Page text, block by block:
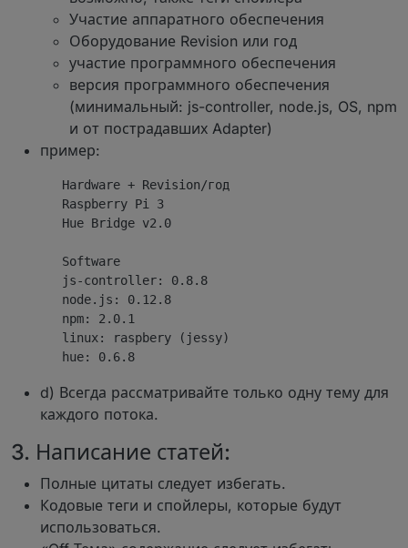
Участие аппаратного обеспечения
Оборудование Revision или год
участие программного обеспечения
версия программного обеспечения
(минимальный: js-controller, node.js, OS, npm
и от пострадавших Adapter)
пример:
       Hardware + Revision/год
       Raspberry Pi 3
       Hue Bridge v2.0
       Software
       js-controller: 0.8.8
       node.js: 0.12.8
       npm: 2.0.1
       linux: raspbery (jessy)
d) Всегда рассматривайте только одну тему для
каждого потока.
3. Написание статей:
Полные цитаты следует избегать.
Кодовые теги и спойлеры, которые будут
использоваться.